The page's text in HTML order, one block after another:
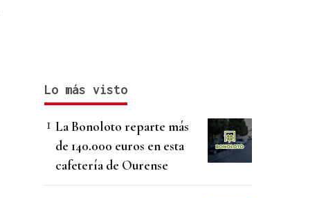
Lo más visto
La Bonoloto reparte más
de 140.000 euros en esta
cafetería de Ourense